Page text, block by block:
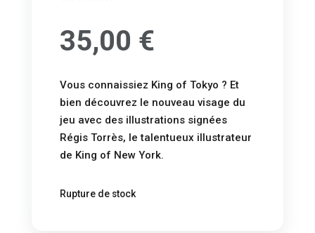
35,00 €
Vous connaissiez King of Tokyo ? Et
bien découvrez le nouveau visage du
jeu avec des illustrations signées
Régis Torrès, le talentueux illustrateur
de King of New York.
Rupture de stock